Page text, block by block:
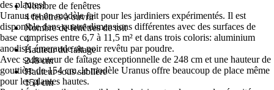
Nombre de fenêtres
4 fenêtres à ouvrir
Nombre de fenêtres de toit
4
Hauteur du faîtage
248 cm
Hauteur sous sablière
154 cm
des plantes!
Uranus est un modèle fait pour les jardiniers expérimentés. Il est
disponible dans quatre dimensions différentes avec des surfaces de
base comprises entre 6,7 à 11,5 m² et dans trois coloris: aluminium
anodisé, émeraude ou noir revêtu par poudre.
Avec sa hauteur de faîtage exceptionnelle de 248 cm et une hauteur de
gouttière de 154 cm, le modèle Uranus offre beaucoup de place même
pour les plantes hautes.